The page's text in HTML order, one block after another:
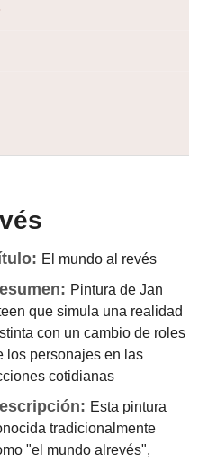
El mundo al revés
Pintura de Jan
que simula una realidad
con un cambio de roles
los personajes en las
cotidianas
Esta pintura
tradicionalmente
"el mundo alrevés",